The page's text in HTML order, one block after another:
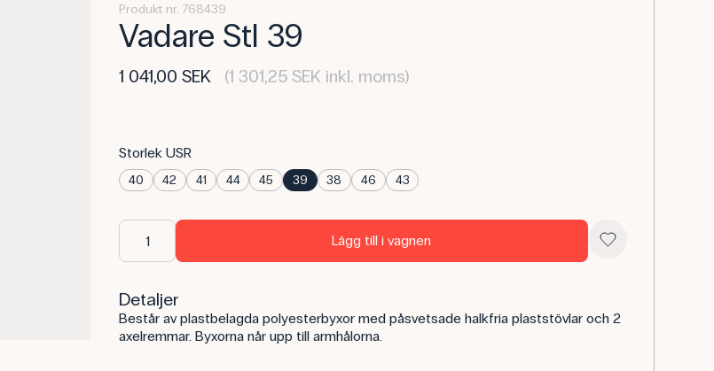
Produkt nr. 768439
Vadare Stl 39
1 041,00 SEK (1 301,25 SEK inkl. moms)
Storlek USR
40 42 41 44 45 39 38 46 43
Lägg till i vagnen
Detaljer
Består av plastbelagda polyesterbyxor med påsvetsade halkfria plaststövlar och 2
axelremmar. Byxorna når upp till armhålorna.